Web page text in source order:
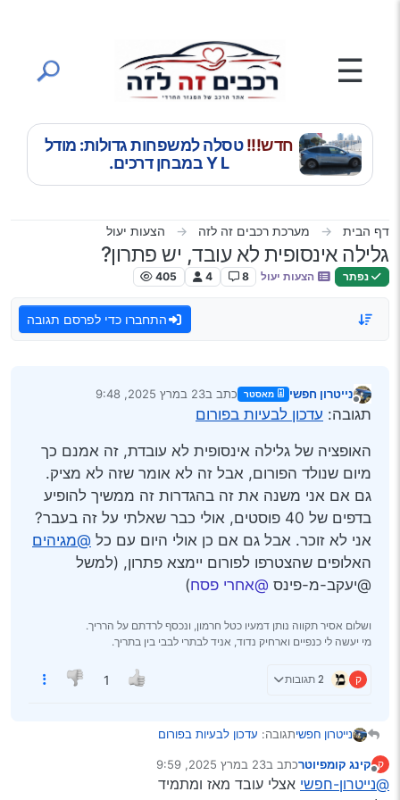
☰
חדש!!!טסלה למשפחות גדולות: מודל
Y L במבחן דרכים.
דף הבית מערכת רכבים זה לזה הצעות יעול
גלילה אינסופית לא עובד, יש פתרון?
נפתר הצעות יעול 8
4
405
התחברו כדי לפרסם תגובה
נייטרון חפשי מאסטר כתב ב23 במרץ 2025, 9:48
נערך לאחרונה על ידי
תגובה: עדכון לבעיות בפורום
האופציה של גלילה אינסופית לא עובדת, זה אמנם כך
מיום שנולד הפורום, אבל זה לא אומר שזה לא מציק.
גם אם אני משנה את זה בהגדרות זה ממשיך להופיע
בדפים של 40 פוסטים, אולי כבר שאלתי על זה בעבר?
אני לא זוכר. אבל גם אם כן אולי היום עם כל @מגיהים
האלופים שהצטרפו לפורום יימצא פתרון, (למשל
@יעקב-מ-פינס @אחרי פסח)
ושלום אסיר תקווה נותן דמעיו כטל חרמון, ונכסף לרדתם על הרריך.
מי יעשה לי כנפיים וארחיק נדוד, אניד לבתרי לבבי בין בתריך.
ק 2 תגובות 1
נייטרון חפשיתגובה: עדכון לבעיות בפורום
האופציה של גלילה אינסופית לא עובדת, זה אמנם כך
מיום שנולד הפורום, אבל זה לא אומר שזה לא מציק. גם
ק
מנותק
קינג קומפיוטרכתב ב23 במרץ 2025, 9:59
נערך לאחרונה על ידי
@נייטרון-חפשי אצלי עובד מאז ומתמיד